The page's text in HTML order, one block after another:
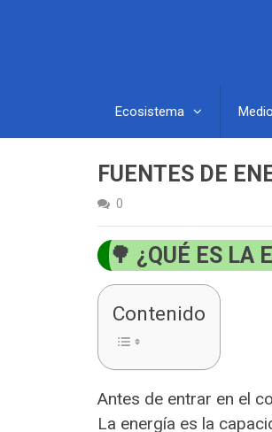
Ecosistema
FUENTES DE
0
¿QUÉ ES LA
Contenido
Antes de entrar en el
La energía es la